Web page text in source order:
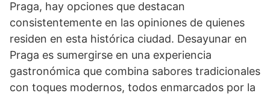
Praga, hay opciones que destacan
consistentemente en las opiniones de quienes
residen en esta histórica ciudad. Desayunar en
Praga es sumergirse en una experiencia
gastronómica que combina sabores tradicionales
con toques modernos, todos enmarcados por la